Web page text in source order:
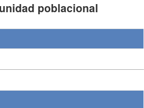
poblacional